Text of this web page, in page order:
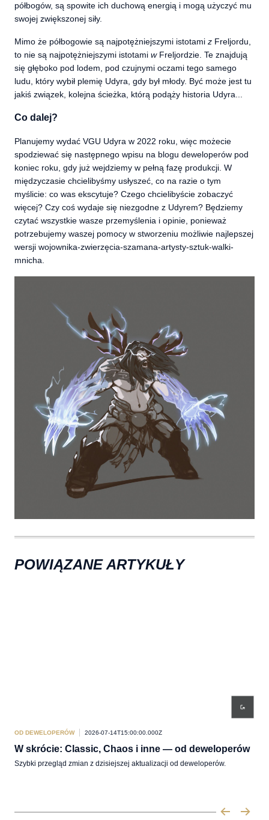
półbogów, są spowite ich duchową energią i mogą użyczyć mu
swojej zwiększonej siły.
Mimo że półbogowie są najpotężniejszymi istotami z Freljordu,
to nie są najpotężniejszymi istotami wFreljordzie. Te znajdują
się głęboko pod lodem, pod czujnymi oczami tego samego
ludu, który wybił plemię Udyra, gdy był młody. Być może jest tu
jakiś związek, kolejna ścieżka, którą podąży historia Udyra...
Co dalej?
Planujemy wydać VGU Udyra w 2022 roku, więc możecie
spodziewać się następnego wpisu na blogu deweloperów pod
koniec roku, gdy już wejdziemy w pełną fazę produkcji. W
międzyczasie chcielibyśmy usłyszeć, co na razie o tym
myślicie: co was ekscytuje? Czego chcielibyście zobaczyć
więcej? Czy coś wydaje się niezgodne z Udyrem? Będziemy
czytać wszystkie wasze przemyślenia i opinie, ponieważ
potrzebujemy waszej pomocy w stworzeniu możliwie najlepszej
wersji wojownika-zwierzęcia-szamana-artysty-sztuk-walki-
mnicha.
POWIĄZANE ARTYKUŁY
OD DEWELOPERÓW 2026-07-14T15:00:00.000Z
W skrócie: Classic, Chaos i inne — od deweloperów
Szybki przegląd zmian z dzisiejszej aktualizacji od deweloperów.